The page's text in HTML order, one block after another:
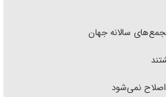
سالانه جهان
اصلاح نمی‌شود